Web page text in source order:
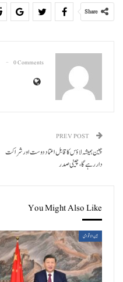
Share
0 Comments
چین ہمیشہ لاؤس کا قابل اعتماد دوست اور شراکت
دار رہے گا، چینی صدر
You Might Also Like
بین الاقوامی